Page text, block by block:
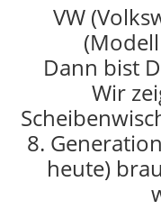
VW
Dann bist
Wir
8.
heute)